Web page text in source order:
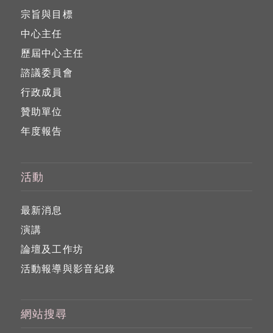
宗旨與目標
中心主任
歷屆中心主任
諮議委員會
行政成員
贊助單位
年度報告
活動
最新消息
演講
論壇及工作坊
活動報導與影音紀錄
網站搜尋